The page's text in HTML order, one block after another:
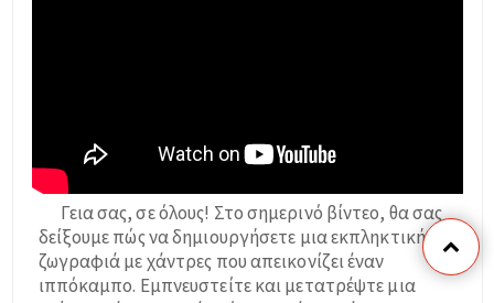
Γεια σας, σε όλους! Στο σημερινό βίντεο, θα σας
δείξουμε πώς να δημιουργήσετε μια εκπληκτική
ζωγραφιά με χάντρες που απεικονίζει έναν
ιππόκαμπο. Εμπνευστείτε και μετατρέψτε μια